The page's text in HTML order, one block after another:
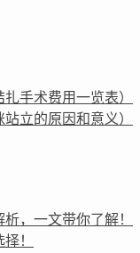
手术费用一览表）
立的原因和意义）
，一文带你了解！
！